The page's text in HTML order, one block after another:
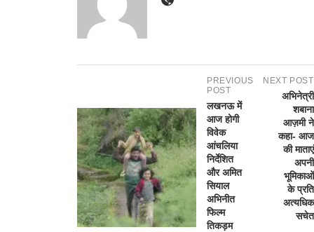
PREVIOUS
POST
लखनऊ में
आज होगी
विवेक
आंचलिया
निर्देशित
और अमित
सियाल
अभिनीत
फिल्म
तिकड़म
NEXT POST
अभिनेत्री
शबाना
आज़मी ने
कहा- आज
की माताएं
अपनी
भूमिकाओं
के प्रति
अत्यधिक
सचेत